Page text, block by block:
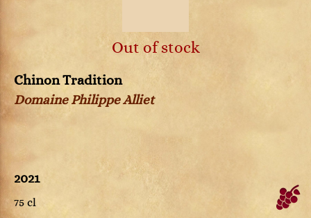
Out of stock
Chinon Tradition
Domaine Philippe Alliet
2021
75 cl